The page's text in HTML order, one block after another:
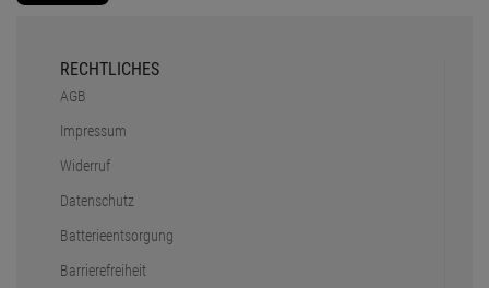
RECHTLICHES
AGB
Impressum
Widerruf
Datenschutz
Batterieentsorgung
Barrierefreiheit